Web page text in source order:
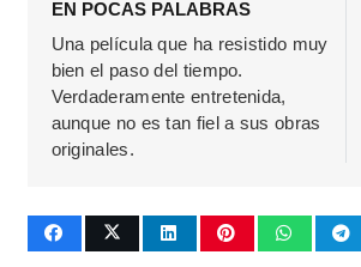
EN POCAS PALABRAS
Una película que ha resistido muy
bien el paso del tiempo.
Verdaderamente entretenida,
aunque no es tan fiel a sus obras
originales.